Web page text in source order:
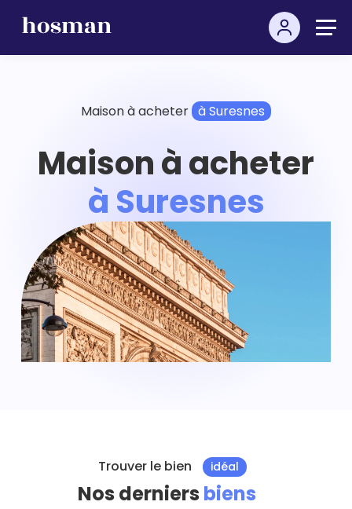
Maison à acheter à Suresnes
Maison à acheter
à Suresnes
Trouver le bien idéal
Nos derniers biens